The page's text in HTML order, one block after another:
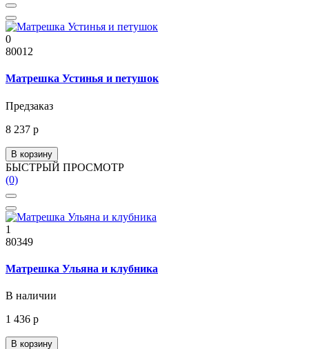
0
80012
Матрешка Устинья и петушок
Предзаказ
8 237 р
В корзину
БЫСТРЫЙ ПРОСМОТР
(0)
1
80349
Матрешка Ульяна и клубника
В наличии
1 436 р
В корзину